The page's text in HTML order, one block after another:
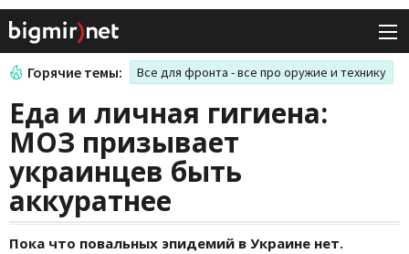
Горячие темы: Все для фронта - все про оружие и технику
Еда и личная гигиена:
МОЗ призывает
украинцев быть
аккуратнее
Пока что повальных эпидемий в Украине нет.